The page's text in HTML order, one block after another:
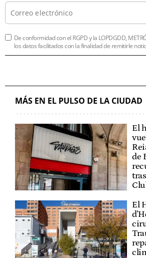
De conformidad con el RGPD y la LOPDGDD,
los datos facilitados con la finalidad de remitirle
MÁS EN EL PULSO DE LA CIUDAD
El
de
El